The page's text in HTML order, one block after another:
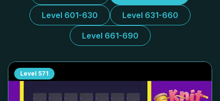
Level 601-630 Level 631-660
Level 661-690
Level 571